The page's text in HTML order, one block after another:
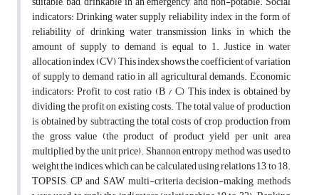
indicators: Drinking water supply reliability index in the form of
reliability of drinking water transmission links in which the
amount of supply to demand is equal to 1. Justice in water
allocation index (CV) This index shows the coefficient of variation
of supply to demand ratio in all agricultural demands. Economic
indicators: Profit to cost ratio (B / C) This index is obtained by
dividing the profit on existing costs. The total value of production
is obtained by subtracting the total costs of crop production from
the gross value (the product of product yield per unit area
multiplied by the unit price). Shannon entropy method was used to
weight the indices, which can be calculated using relations 13 to 18.
TOPSIS, CP and SAW multi-criteria decision-making methods